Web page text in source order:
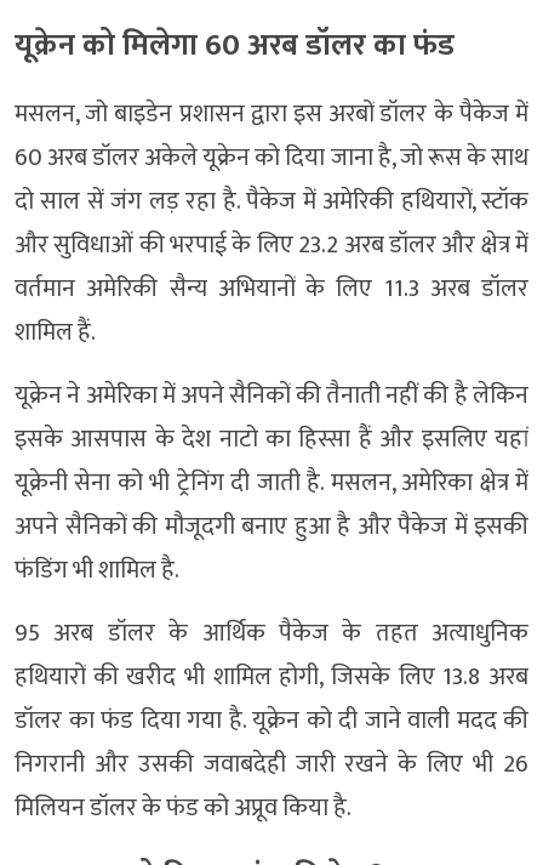
यूक्रेन को मिलेगा 60 अरब डॉलर का फंड
मसलन, जो बाइडेन प्रशासन द्वारा इस अरबों डॉलर के पैकेज में
60 अरब डॉलर अकेले यूक्रेन को दिया जाना है, जो रूस के साथ
दो साल सें जंग लड़ रहा है. पैकेज में अमेरिकी हथियारों, स्टॉक
और सुविधाओं की भरपाई के लिए 23.2 अरब डॉलर और क्षेत्र में
वर्तमान अमेरिकी सैन्य अभियानों के लिए 11.3 अरब डॉलर
शामिल हैं.
यूक्रेन ने अमेरिका में अपने सैनिकों की तैनाती नहीं की है लेकिन
इसके आसपास के देश नाटो का हिस्सा हैं और इसलिए यहां
यूक्रेनी सेना को भी ट्रेनिंग दी जाती है. मसलन, अमेरिका क्षेत्र में
अपने सैनिकों की मौजूदगी बनाए हुआ है और पैकेज में इसकी
फंडिंग भी शामिल है.
95 अरब डॉलर के आर्थिक पैकेज के तहत अत्याधुनिक
हथियारों की खरीद भी शामिल होगी, जिसके लिए 13.8 अरब
डॉलर का फंड दिया गया है. यूक्रेन को दी जाने वाली मदद की
निगरानी और उसकी जवाबदेही जारी रखने के लिए भी 26
मिलियन डॉलर के फंड को अप्रूव किया है.